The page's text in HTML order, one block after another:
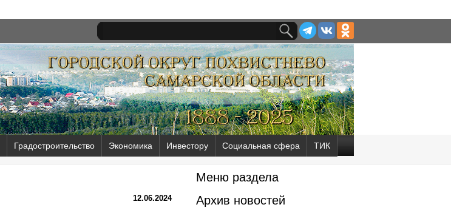
Градостроительство Экономика Инвестору Социальная сфера ТИК
12.06.2024
Меню раздела
Архив новостей